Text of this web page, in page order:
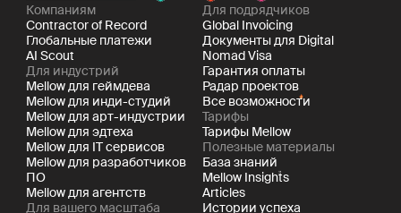
Компаниям
Contractor of Record
Глобальные платежи
AI Scout
Для индустрий
Mellow для геймдева
Mellow для инди-студий
Mellow для арт-индустрии
Mellow для эдтеха
Mellow для IT сервисов
Mellow для разработчиков
ПО
Mellow для агентств
Для вашего масштаба
Для подрядчиков
Global Invoicing
Документы для Digital
Nomad Visa
Гарантия оплаты
Радар проектов
Все возможности
Тарифы
Тарифы Mellow
Полезные материалы
База знаний
Mellow Insights
Articles
Истории успеха